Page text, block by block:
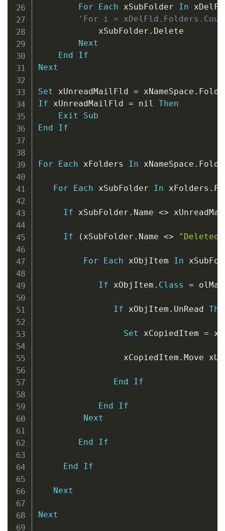
For
Each xSubFolder In
'For i =
            xSubFolder
. Delete
Next
End
If
Next
Set xUnreadMailFld = xNameSpace .
If xUnreadMailFld = nil Then
Exit
Sub
End
If
For Each xFolders In xNameSpace .
For Each xSubFolder In xFolders .
If xSubFolder . Name <>
If ( xSubFolder . Name <> "Deleted
For Each xObjItem In
If xObjItem . Class =
If xObjItem . UnRead
Set xCopiedItem =
                 xCopiedItem
. Move
End If
End
If
Next
End If
End If
Next
Next